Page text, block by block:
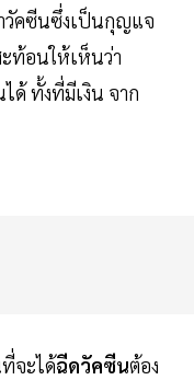
วัคซีนซึ่งเป็นกุญแจ
ท้อนให้เห็นว่า
ด้ ทั้งที่มีเงิน จาก
จะได้ฉีดวัคซีนต้อง